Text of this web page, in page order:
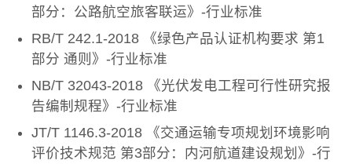
部分：公路航空旅客联运》-行业标准
RB/T 242.1-2018 《绿色产品认证机构要求 第1
部分 通则》-行业标准
NB/T 32043-2018 《光伏发电工程可行性研究报
告编制规程》-行业标准
JT/T 1146.3-2018 《交通运输专项规划环境影响
评价技术规范 第3部分：内河航道建设规划》-行